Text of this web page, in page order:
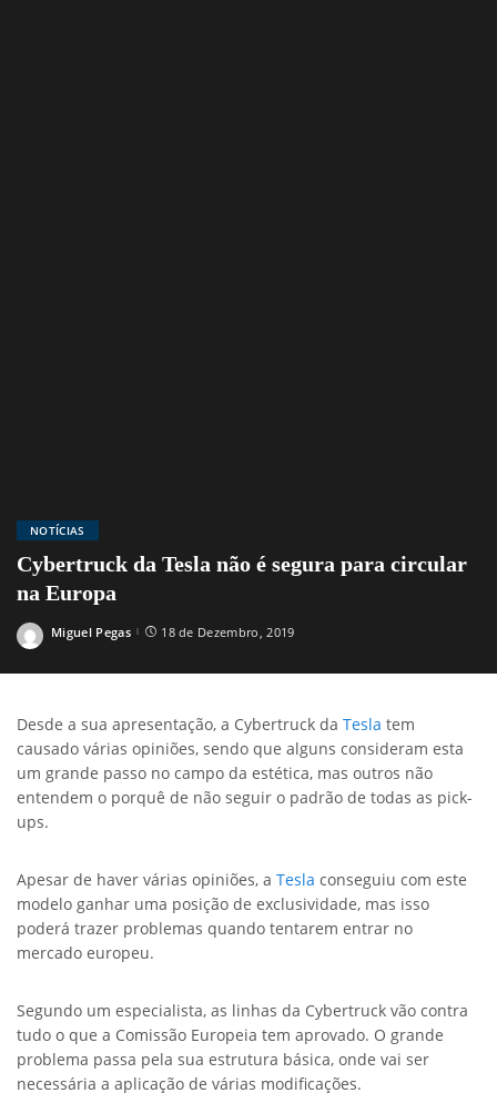
NOTÍCIAS
Cybertruck da Tesla não é segura para circular
na Europa
Posted
Miguel Pegas 18 de Dezembro, 2019
Desde a sua apresentação, a Cybertruck da Tesla tem
causado várias opiniões, sendo que alguns consideram esta
um grande passo no campo da estética, mas outros não
entendem o porquê de não seguir o padrão de todas as pick-
ups.
Apesar de haver várias opiniões, a Tesla conseguiu com este
modelo ganhar uma posição de exclusividade, mas isso
poderá trazer problemas quando tentarem entrar no
mercado europeu.
Segundo um especialista, as linhas da Cybertruck vão contra
tudo o que a Comissão Europeia tem aprovado. O grande
problema passa pela sua estrutura básica, onde vai ser
necessária a aplicação de várias modificações.